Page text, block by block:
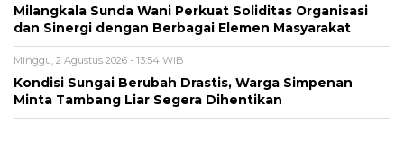
Milangkala Sunda Wani Perkuat Soliditas Organisasi
dan Sinergi dengan Berbagai Elemen Masyarakat
Minggu, 2 Agustus 2026 - 13:54 WIB
Kondisi Sungai Berubah Drastis, Warga Simpenan
Minta Tambang Liar Segera Dihentikan